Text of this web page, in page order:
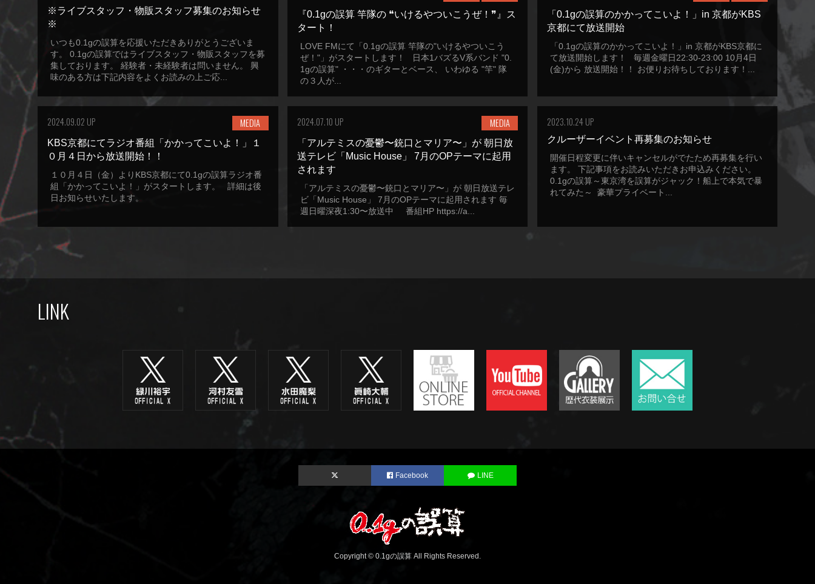
※ライブスタッフ・物販スタッフ募集のお知らせ
※
いつも0.1gの誤算を応援いただきありがとうございま
す。 0.1gの誤算ではライブスタッフ・物販スタッフを募
集しております。 経験者・未経験者は問いません。 興
味のある方は下記内容をよくお読みの上ご応...
『0.1gの誤算 竿隊の ❝いけるやついこうぜ！❞』ス
タート！
LOVE FMにて「0.1gの誤算 竿隊の"いけるやついこう
ぜ！"」がスタートします！ 日本1バズるV系バンド "0.
1gの誤算" ・・・のギターとベース、 いわゆる "竿" 隊
の３人が...
「0.1gの誤算のかかってこいよ！」in 京都がKBS
京都にて放送開始
「0.1gの誤算のかかってこいよ！」in 京都がKBS京都に
て放送開始します！ 毎週金曜日22:30-23:00 10月4日
(金)から 放送開始！！ お便りお待ちしております！...
2024.09.02 UP MEDIA
KBS京都にてラジオ番組「かかってこいよ！」１
０月４日から放送開始！！
１０月４日（金）よりKBS京都にて0.1gの誤算ラジオ番
組「かかってこいよ！」がスタートします。 詳細は後
日お知らせいたします。
2024.07.10 UP MEDIA
「アルテミスの憂鬱〜銃口とマリア〜」が 朝日放
送テレビ「Music House」 7月のOPテーマに起用
されます
「アルテミスの憂鬱〜銃口とマリア〜」が 朝日放送テレ
ビ「Music House」 7月のOPテーマに起用されます 毎
週日曜深夜1:30〜放送中 番組HP https://a...
2023.10.24 UP
クルーザーイベント再募集のお知らせ
開催日程変更に伴いキャンセルがでたため再募集を行い
ます。 下記事項をお読みいただきお申込みください。
0.1gの誤算～東京湾を誤算がジャック！船上で本気で暴
れてみた～ 豪華プライベート...
LINK
Facebook LINE
Copyright © 0.1gの誤算 All Rights Reserved.